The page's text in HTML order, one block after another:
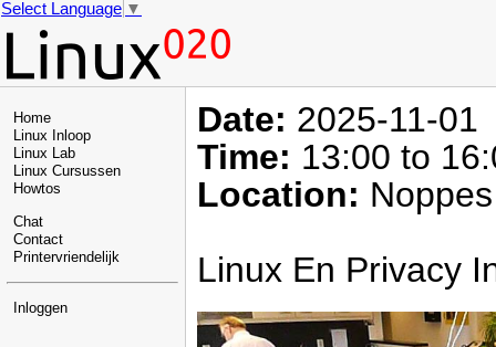
Select Language ▼
Home
Linux Inloop
Linux Lab
Linux Cursussen
Howtos
Chat
Contact
Printervriendelijk
Inloggen
Date: 2025-11-01
Time: 13:00 to
Location:
Linux En Privacy